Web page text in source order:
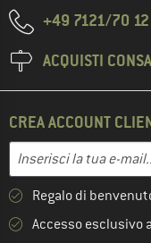
+49 7121/70
ACQUISTI
CREA ACCOUNT
Indirizzo e-mail
Inserisci qui il tuo
Regalo di
Accesso esclusivo